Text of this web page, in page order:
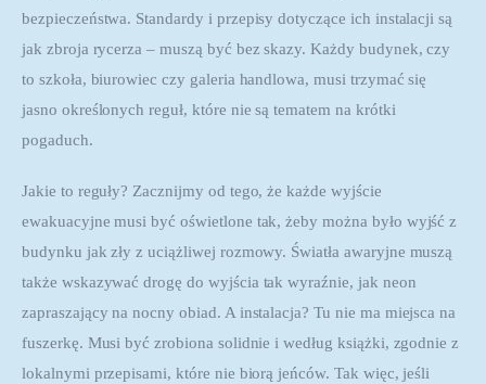
bezpieczeństwa. Standardy i przepisy dotyczące ich instalacji są
jak zbroja rycerza – muszą być bez skazy. Każdy budynek, czy
to szkoła, biurowiec czy galeria handlowa, musi trzymać się
jasno określonych reguł, które nie są tematem na krótki
pogaduch.
Jakie to reguły? Zacznijmy od tego, że każde wyjście
ewakuacyjne musi być oświetlone tak, żeby można było wyjść z
budynku jak zły z uciążliwej rozmowy. Światła awaryjne muszą
także wskazywać drogę do wyjścia tak wyraźnie, jak neon
zapraszający na nocny obiad. A instalacja? Tu nie ma miejsca na
fuszerkę. Musi być zrobiona solidnie i według książki, zgodnie z
lokalnymi przepisami, które nie biorą jeńców. Tak więc, jeśli